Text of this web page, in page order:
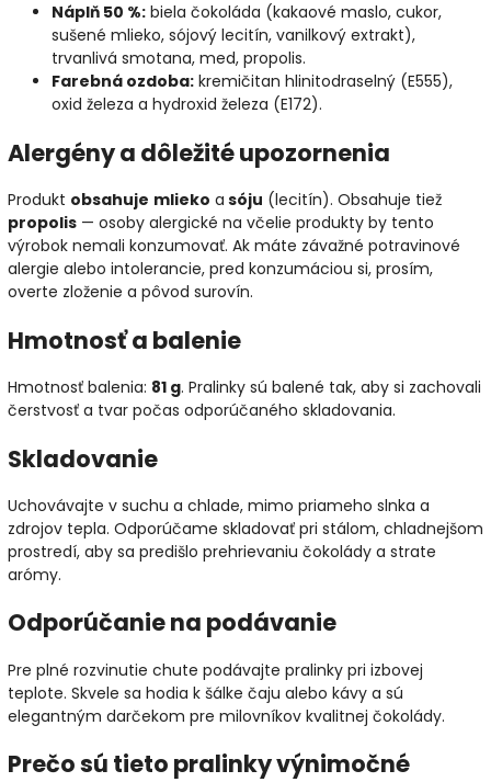
Náplň 50 %: biela čokoláda (kakaové maslo, cukor,
sušené mlieko, sójový lecitín, vanilkový extrakt),
trvanlivá smotana, med, propolis.
Farebná ozdoba: kremičitan hlinitodraselný (E555),
oxid železa a hydroxid železa (E172).
Alergény a dôležité upozornenia
Produkt obsahuje mlieko a sóju (lecitín). Obsahuje tiež
propolis — osoby alergické na včelie produkty by tento
výrobok nemali konzumovať. Ak máte závažné potravinové
alergie alebo intolerancie, pred konzumáciou si, prosím,
overte zloženie a pôvod surovín.
Hmotnosť a balenie
Hmotnosť balenia: 81 g. Pralinky sú balené tak, aby si zachovali
čerstvosť a tvar počas odporúčaného skladovania.
Skladovanie
Uchovávajte v suchu a chlade, mimo priameho slnka a
zdrojov tepla. Odporúčame skladovať pri stálom, chladnejšom
prostredí, aby sa predišlo prehrievaniu čokolády a strate
arómy.
Odporúčanie na podávanie
Pre plné rozvinutie chute podávajte pralinky pri izbovej
teplote. Skvele sa hodia k šálke čaju alebo kávy a sú
elegantným darčekom pre milovníkov kvalitnej čokolády.
Prečo sú tieto pralinky výnimočné